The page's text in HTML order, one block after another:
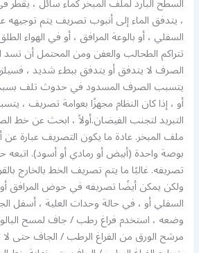
، يتدفق الماء إلى أنبوب تصريف يتم
السفلي ، أو بالوعة المرافق ، أو في الهواء
تتراكم الطحالب والعفن ومن المحتمل أن تسد
الصرف لا يتدفق أو يتدفق ببطء شديد ،
يتسبب الصرف المسدود في حدوث تلف
أو ، إذا كان النظام مجهزًا بعوامة تصريف ،
التبريد لتجنب الفيضان.أولاً ، ابحث عن خط
بوصة واحدة (أبيض أو رمادي أو أسود). اتبعه
تصريفه. غالبًا ما يتم تصريف الخط بالخارج
ولكن يمكن أيضًا تصريفه في حوض المرافق أو
السفلي أو ، في حالة وحدات العلية ، أسفل
وضعه ، استخدم فراغ رطب / جاف لمسح
مرشح الورق من الفراغ الرطب / الجاف حتى